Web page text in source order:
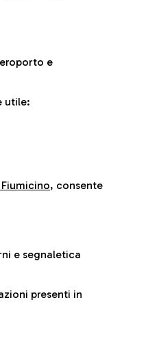
e
utile:
, consente
e segnaletica
presenti in